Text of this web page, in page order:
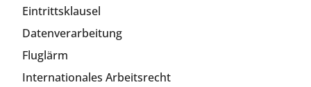
Eintrittsklausel
Datenverarbeitung
Fluglärm
Internationales Arbeitsrecht